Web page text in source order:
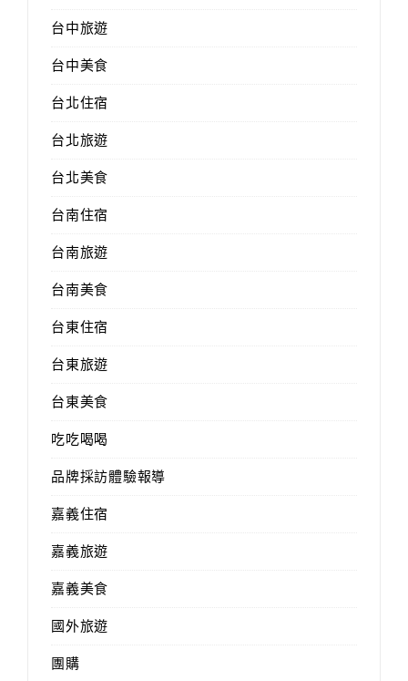
台中旅遊
台中美食
台北住宿
台北旅遊
台北美食
台南住宿
台南旅遊
台南美食
台東住宿
台東旅遊
台東美食
吃吃喝喝
品牌採訪體驗報導
嘉義住宿
嘉義旅遊
嘉義美食
國外旅遊
團購